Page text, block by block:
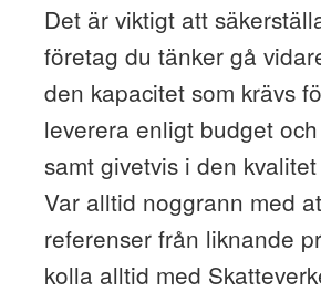
Det är viktigt att
företag du tänker gå
den kapacitet som krävs
leverera enligt budget
samt givetvis i den
Var alltid noggrann med
referenser från liknande
kolla alltid med